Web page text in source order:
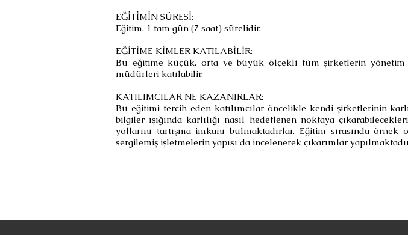
EĞİTİMİN SÜRESİ:
Eğitim, 1 tam gün (7 saat) sürelidir.
EĞİTİME KİMLER KATILABİLİR:
Bu eğitime küçük, orta ve büyük ölçekli tüm şirketlerin
müdürleri katılabilir.
KATILIMCILAR NE KAZANIRLAR:
Bu eğitimi tercih eden katılımcılar öncelikle kendi şirketlerinin
bilgiler ışığında karlılığı nasıl hedeflenen noktaya
yollarını tartışma imkanı bulmaktadırlar. Eğitim sırasında örnek
sergilemiş işletmelerin yapısı da incelenerek çıkarımlar